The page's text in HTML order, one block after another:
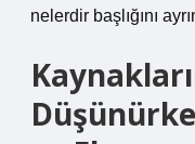
nelerdir başlığını